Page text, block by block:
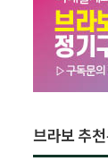
브라보 추